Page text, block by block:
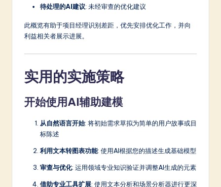
待处理的AI建议: 未经审查的优化建议
此概览有助于项目经理识别差距，优先安排优化工作，并向
利益相关者展示进展。
实用的实施策略
开始使用AI辅助建模
从自然语言开始: 将初始需求草拟为简单的用户故事或目
标陈述
利用文本转图表功能: 使用AI根据您的描述生成基础模型
审查与优化: 运用领域专业知识验证并调整AI生成的元素
借助专业工具扩展: 使用文本分析和场景分析器进行更深